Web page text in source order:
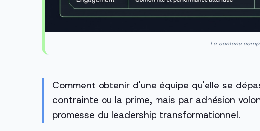
Le contenu
Comment obtenir d'une équipe qu'elle se
contrainte ou la prime, mais par adhésion
promesse du leadership transformationnel.